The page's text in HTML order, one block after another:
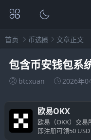
首页 币选圈 文章正文
包含币安钱包系
btcxuan 2026年
欧易OKX
欧易（OKX）交易
即注册可领50